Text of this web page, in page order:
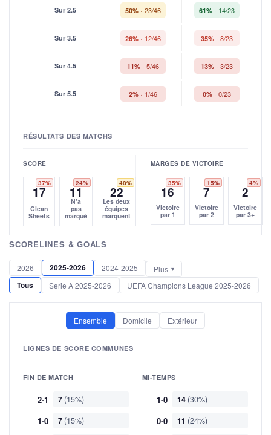
Sur 2.5 50% 23/46 61% 14/23
Sur 3.5 26% 12/46 35% 8/23
Sur 4.5 11% 5/46 13% 3/23
Sur 5.5 2% 1/46 0% 0/23
RÉSULTATS DES MATCHS
SCORE
37%
17
Clean
Sheets
24%
11
N'a
pas
marqué
48%
22
Les deux
équipes
marquent
MARGES DE VICTOIRE
35%
16
Victoire
par 1
15%
7
Victoire
par 2
4%
2
Victoire
par 3+
SCORELINES & GOALS
2026 2025-2026 2024-2025 Plus
Tous Serie A 2025-2026 UEFA Champions League 2025-2026
Ensemble Domicile Extérieur
LIGNES DE SCORE COMMUNES
FIN DE MATCH
2-1 7 (15%)
1-0 7 (15%)
MI-TEMPS
1-0 14 (30%)
0-0 11 (24%)